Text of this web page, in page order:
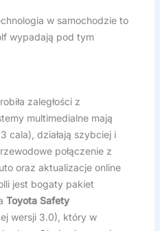
w samochodzie to
wypadają pod tym
zaległości z
multimedialne mają
cala), działają szybciej i
połączenie z
oraz aktualizacje online
jest bogaty pakiet
Toyota Safety
wersji 3.0), który w